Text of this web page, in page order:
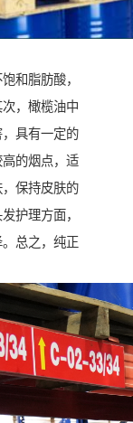
和脂肪酸，
，橄榄油中
具有一定的
的烟点，适
保持皮肤的
护理方面，
总之，纯正